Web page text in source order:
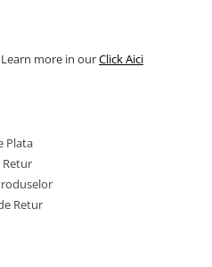
more in ourClick Aici
Plata
Retur
Retur